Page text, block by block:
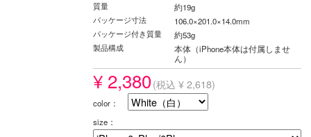
質量 約19g
パッケージ寸法 106.0×201.0×14.0mm
パッケージ付き質量 約53g
製品構成
本体（iPhone本体は付属しませ
ん）
¥ 2,380(税込 ¥ 2,618)
color：
size：